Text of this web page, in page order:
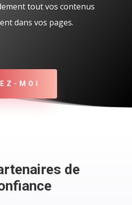
tout vos contenus
dans vos pages.
MOI
de